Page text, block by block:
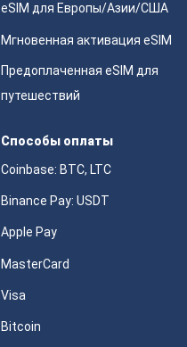
eSIM для Европы/Азии/США
Мгновенная активация eSIM
Предоплаченная eSIM для
путешествий
Способы оплаты
Coinbase: BTC, LTC
Binance Pay: USDT
Apple Pay
MasterCard
Visa
Bitcoin